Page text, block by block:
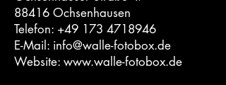
88416 Ochsenhausen
Telefon: +49 173 4718946
E-Mail: info@walle-fotobox.de
Website: www.walle-fotobox.de